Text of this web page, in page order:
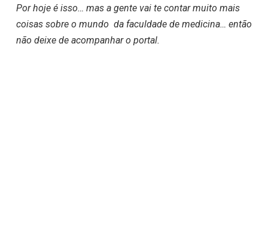
Por hoje é isso… mas a gente vai te contar muito mais
coisas sobre o mundo da faculdade de medicina… então
não deixe de acompanhar o portal.